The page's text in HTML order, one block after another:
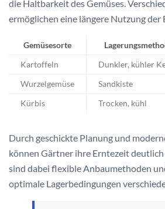
die Haltbarkeit des Gemüses.
ermöglichen eine längere Nutzung der
Gemüsesorte
Kartoffeln Dunkler, kühler
Wurzelgemüse Sandkiste
Kürbis Trocken, kühl
Durch geschickte Planung und
können Gärtner ihre Erntezeit
sind dabei flexible Anbaumethoden
optimale Lagerbedingungen